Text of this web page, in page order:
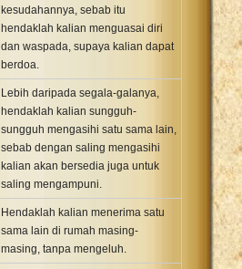
kesudahannya, sebab itu
hendaklah kalian menguasai diri
dan waspada, supaya kalian dapat
berdoa.
Lebih daripada segala-galanya,
hendaklah kalian sungguh-
sungguh mengasihi satu sama lain,
sebab dengan saling mengasihi
kalian akan bersedia juga untuk
saling mengampuni.
Hendaklah kalian menerima satu
sama lain di rumah masing-
masing, tanpa mengeluh.